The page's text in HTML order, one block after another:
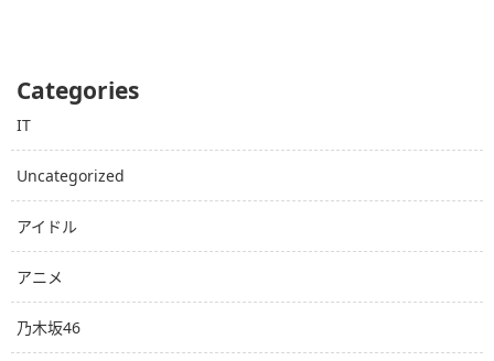
Categories
IT
Uncategorized
アイドル
アニメ
乃木坂46